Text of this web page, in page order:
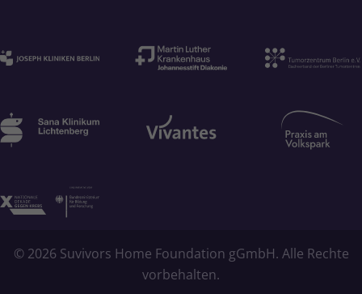
© 2026 Suvivors Home Foundation gGmbH. Alle Rechte
vorbehalten.